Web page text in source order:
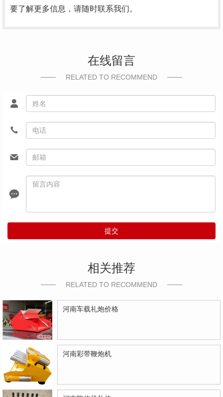
要了解更多信息，请随时联系我们。
在线留言
RELATED TO RECOMMEND
提交
相关推荐
RELATED TO RECOMMEND
河南车载礼炮价格
河南彩带鞭炮机